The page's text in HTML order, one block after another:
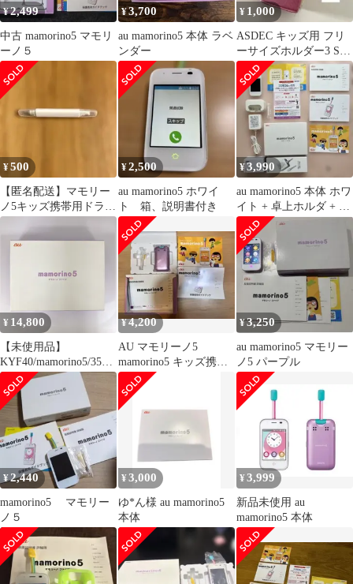
キッズスマホ FJ6556(パ
¥2,499
中古 mamorino5 マモリ
ーノ５
¥3,700
au mamorino5 本体 ラベ
ンダー
¥ 1,000
ASDEC キッズ用 フリ
ーサイズホルダー3 SH-
KM3SSストロベリーソ
ーダ
¥500
【匿名配送】マモリー
ノ5キッズ携帯用ドライ
バー
¥2,500
au mamorino5 ホワイ
ト 箱、説明書付き
¥3,990
au mamorino5 本体 ホワ
イト + 卓上ホルダ + 共
通ACアダプタ
¥ 14,800
【未使用品】
KYF40/mamorino5/3520
78102256260
¥4,200
AU マモリーノ5
mamorino5 キッズ携
帯 ラベンダー
¥3,250
au mamorino5 マモリー
ノ5 パープル
¥ 2,440
mamorino5 マモリー
ノ５
¥3,000
ゆ*ん様 au mamorino5
本体
¥3,999
新品未使用 au
mamorino5 本体